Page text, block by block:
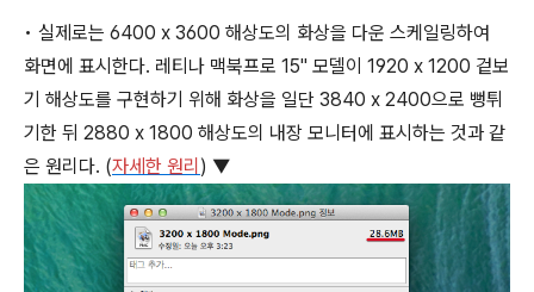
• 실제로는 6400 x 3600 해상도의 화상을 다운 스케일링하여
화면에 표시한다. 레티나 맥북프로 15" 모델이 1920 x 1200 겉보
기 해상도를 구현하기 위해 화상을 일단 3840 x 2400으로 뻥튀
기한 뒤 2880 x 1800 해상도의 내장 모니터에 표시하는 것과 같
은 원리다. (자세한 원리 ) ▼